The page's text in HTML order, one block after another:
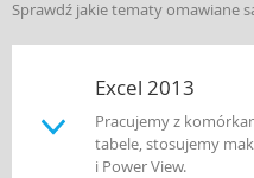
Sprawdź jakie tematy omawiane
Excel 2013
Pracujemy z
tabele, stosujemy
i Power View.